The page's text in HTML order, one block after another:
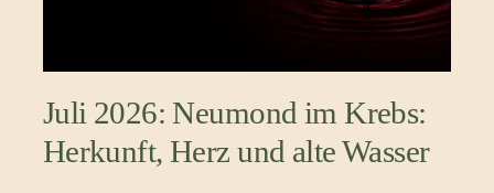
Juli 2026: Neumond im Krebs:
Herkunft, Herz und alte Wasser